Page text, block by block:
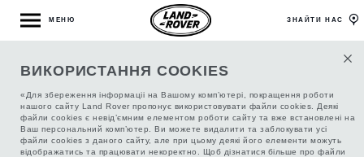
ВИКОРИСТАННЯ COOKIES
«Для збереження інформаціі на Вашому комп’ютері, покращення роботи
нашого сайту Land Rover пропонує використовувати файли cookies. Деякі
файли cookies є невід’ємним елементом роботи сайту та вже встановлені на
Ваш персональний комп’ютер. Ви можете видалити та заблокувати усі
файли cookies з даного сайту, але при цьому деякі його елементи можуть
відображатись та працювати некоректно. Щоб дізнатися більше про файли
МЕНЮ ЗНАЙТИ НАС